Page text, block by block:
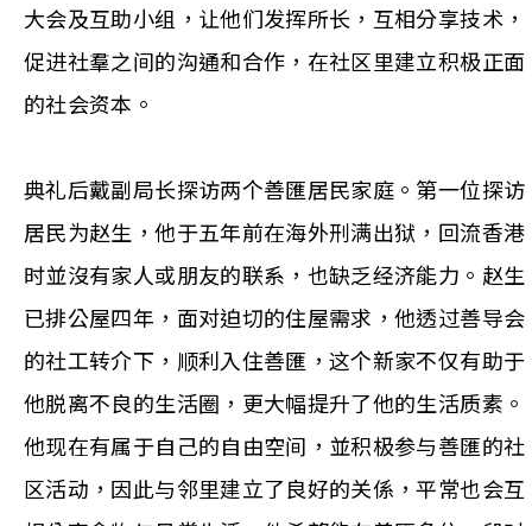
大会及互助小组，让他们发挥所长，互相分享技术，
促进社羣之间的沟通和合作，在社区里建立积极正面
的社会资本。
典礼后戴副局长探访两个善匯居民家庭。第一位探访
居民为赵生，他于五年前在海外刑满出狱，回流香港
时並沒有家人或朋友的联系，也缺乏经济能力。赵生
已排公屋四年，面对迫切的住屋需求，他透过善导会
的社工转介下，顺利入住善匯，这个新家不仅有助于
他脱离不良的生活圈，更大幅提升了他的生活质素。
他现在有属于自己的自由空间，並积极参与善匯的社
区活动，因此与邻里建立了良好的关係，平常也会互